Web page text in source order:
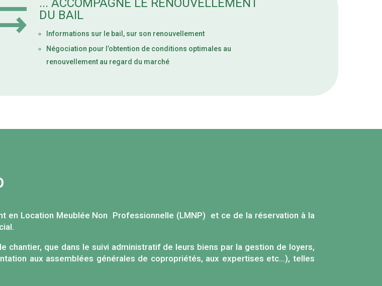
... ACCOMPAGNE LE RENOUVELLEMENT
DU BAIL
Informations sur le bail, sur son renouvellement
Négociation pour l’obtention de conditions optimales au
renouvellement au regard du marché
en Location Meublée Non Professionnelle (LMNP) et ce de la réservation à la
chantier, que dans le suivi administratif de leurs biens par la gestion de loyers,
aux assemblées générales de copropriétés, aux expertises etc…), telles